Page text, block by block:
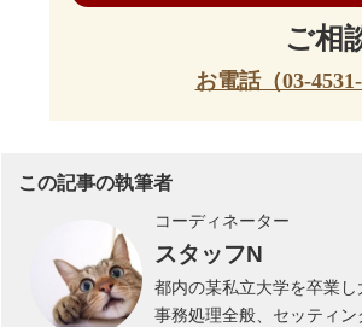
ご相
お電話（03-4531-
この記事の執筆者
コーディネーター
スタッフN
都内の某私立大学を卒業
事務処理全般、セッティ